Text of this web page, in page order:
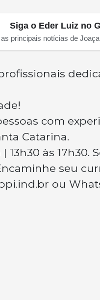
Siga o Eder Luiz no
as principais notícias de
com
Catarina.
| 13h30 às 17h30.
seu
ou